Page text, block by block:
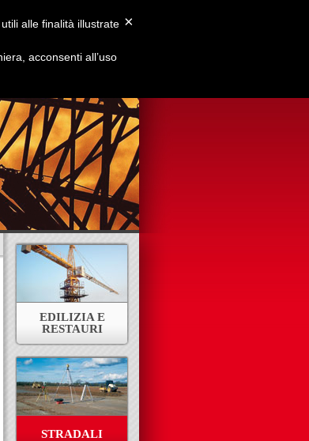
EDILIZIA E
RESTAURI
STRADALI
×
alle finalità illustrate
acconsenti all’uso